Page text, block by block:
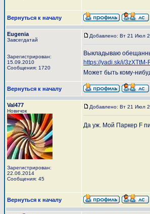
Вернуться к началу
Eugenia
Завсегдатай
Зарегистрирован:
15.09.2010
Сообщения: 1720
Добавлено: Вт 21 Июл
Выкладываю
https://yadi.sk/i/3zXTtM-
Может быть кому-
Вернуться к началу
Val477
Новичок
Зарегистрирован:
22.06.2014
Сообщения: 45
Добавлено: Вт 21 Июл
Да уж. Мой Паркер F
Вернуться к началу